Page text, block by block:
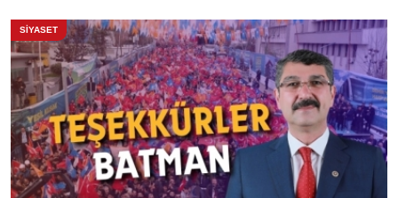
SİYASET